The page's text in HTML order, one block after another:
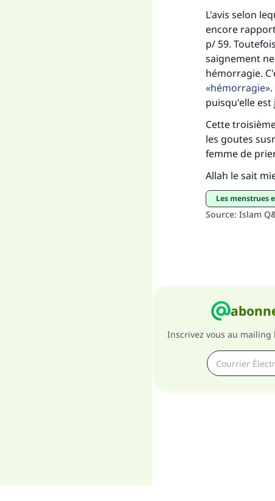
L'avis selon
encore
p/ 59.
saignement
hémorragie.
hémorragie
puisqu'elle est
Cette
les goutes
femme de
Allah le sait
Les menstrues
Source: Islam
Inscrivez vous au